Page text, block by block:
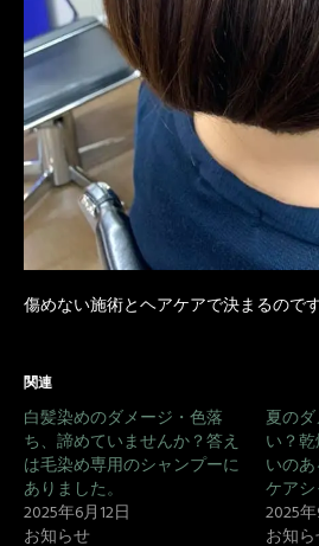
傷めない施術とヘアケアで決まるのです
関連
白髪染めのダメージ・色落
ち、諦めていませんか？答え
は毛染め専用のシャンプーに
ありました。
2025年6月12日
お知らせ
夏の
い？
いの
ケア
2025
お知